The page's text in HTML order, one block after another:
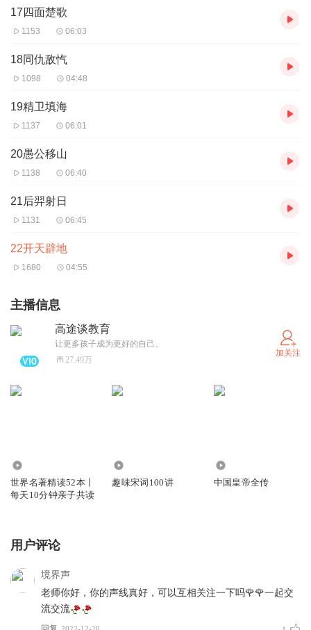
17四面楚歌
1153 06:03
18同仇敌忾
1098 04:48
19精卫填海
1137 06:01
20愚公移山
1138 06:40
21后羿射日
1131 06:45
22开天辟地
1680 04:55
主播信息
高途谈教育
让更多孩子成为更好的自己。
27.49万
加关注
世界名著精读52本丨
每天10分钟亲子共读
趣味宋词100讲 中国皇帝全传
用户评论
境界声
老师你好，你的声线真好，可以互相关注一下吗🌹🌹一起交
流交流